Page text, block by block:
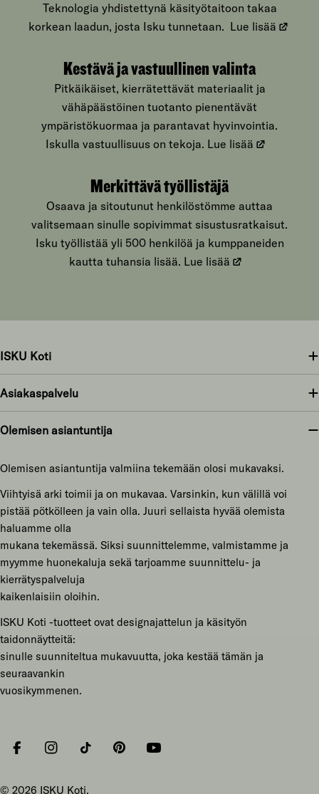
Teknologia yhdistettynä käsityötaitoon takaa
korkean laadun, josta Isku tunnetaan. Lue lisää
Kestävä ja vastuullinen valinta
Pitkäikäiset, kierrätettävät materiaalit ja
vähäpäästöinen tuotanto pienentävät
ympäristökuormaa ja parantavat hyvinvointia.
Iskulla vastuullisuus on tekoja. Lue lisää
Merkittävä työllistäjä
Osaava ja sitoutunut henkilöstömme auttaa
valitsemaan sinulle sopivimmat sisustusratkaisut.
Isku työllistää yli 500 henkilöä ja kumppaneiden
kautta tuhansia lisää. Lue lisää
ISKU Koti
Asiakaspalvelu
Olemisen asiantuntija
Olemisen asiantuntija valmiina tekemään olosi mukavaksi.
Viihtyisä arki toimii ja on mukavaa. Varsinkin, kun välillä voi
pistää pötkölleen ja vain olla. Juuri sellaista hyvää olemista
haluamme olla
mukana tekemässä. Siksi suunnittelemme, valmistamme ja
myymme huonekaluja sekä tarjoamme suunnittelu- ja
kierrätyspalveluja
kaikenlaisiin oloihin.
ISKU Koti -tuotteet ovat designajattelun ja käsityön
taidonnäytteitä:
sinulle suunniteltua mukavuutta, joka kestää tämän ja
seuraavankin
vuosikymmenen.
FacebookInstagramTiktok PinterestYouTube
© 2026 ISKU Koti.